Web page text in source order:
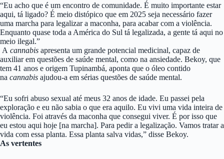
“Eu acho que é um encontro de comunidade. É muito importante estar
aqui, tá ligado? É meio distópico que em 2025 seja necessário fazer
uma marcha para legalizar a maconha, para acabar com a violência.
Enquanto quase toda a América do Sul tá legalizada, a gente tá aqui no
meio ilegal.”
A cannabis apresenta um grande potencial medicinal, capaz de
auxiliar em questões de saúde mental, como na ansiedade. Bekoy, que
tem 41 anos e origem Tupinambá, aponta que o óleo contido
na cannabis ajudou-a em sérias questões de saúde mental.
“Eu sofri abuso sexual até meus 32 anos de idade. Eu passei pela
exploração e eu não sabia o que era aquilo. Eu vivi uma vida inteira de
violência. Foi através da maconha que consegui viver. É por isso que
eu estou aqui hoje [na marcha]. Para pedir a legalização. Vamos tratar a
vida com essa planta. Essa planta salva vidas,” disse Bekoy.
As vertentes